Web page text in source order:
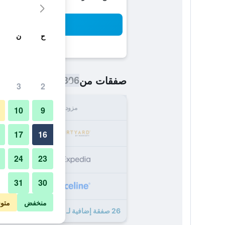
صفقات من306 ﷼
مزود
26 صفقة إضافية لـ كورت يارد باي ماريوت فونيكس نورث/هابي...
ح ن
2
3
9
10
16
17
23
24
30
31
منخفض